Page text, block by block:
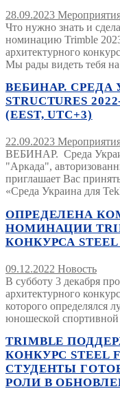
28.09.2023
Что нужно знать и
номинацию Trimble
архитектурного
Мы рады видеть тебя
ВЕБИНАР. СРЕДА
STRUCTURES
(EEST, UTC+3)
22.09.2023
ВЕБИНАР. Среда
"Аркада",
приглашает Вас
«Среда Украина для
ОПРЕДЕЛЕНА
НОМИНАЦИИ
КОНКУРСА STEEL
09.12.2022 Новость
В субботу 3 декабря
архитектурного
которого определялся
юношеской
TRIMBLE
КОНКУРС STEEL
СТУДЕНТЫ
РОЛИ В